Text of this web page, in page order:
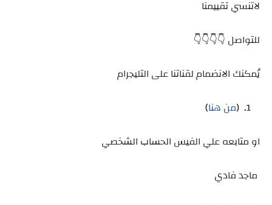
لاتنسي تقييمنا
للتواصل 👇👇👇👇
يُمكنك الانضمام لقناتنا على التليجرام
(من هنا)
او متابعه علي الفيس الحساب الشخصي
ماجد فادي